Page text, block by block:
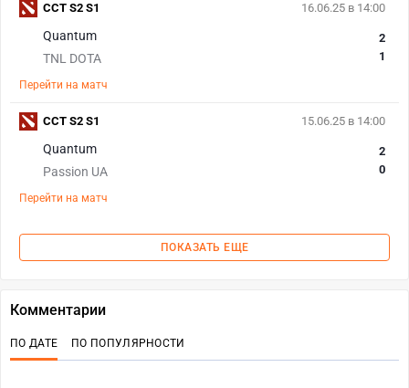
16.06.25 в 14:00
Quantum
TNL DOTA
2
1
Перейти на матч
CCT S2 S1
15.06.25 в 14:00
Quantum
Passion UA
2
0
Перейти на матч
CCT S2 S1
ПОКАЗАТЬ ЕЩЕ
Комментарии
ПО ДАТЕ ПО ПОПУЛЯРНОСТИ